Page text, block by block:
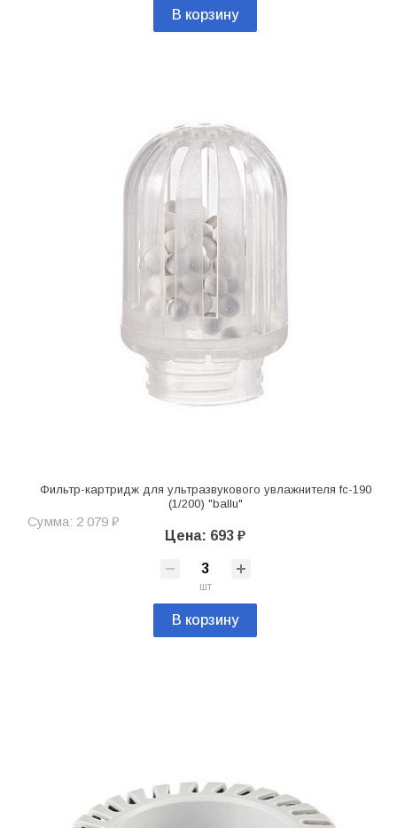
В корзину
Фильтр-картридж для ультразвукового увлажнителя fc-190
(1/200) "ballu"
Сумма: 2 079 ₽
Цена: 693 ₽
шт
В корзину